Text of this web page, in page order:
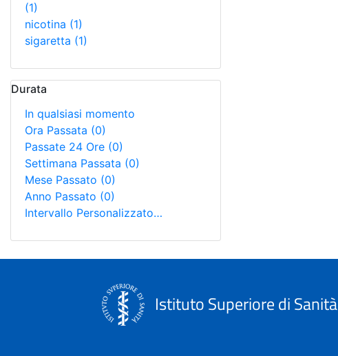
(1)
nicotina (1)
sigaretta (1)
Durata
In qualsiasi momento
Ora Passata (0)
Passate 24 Ore (0)
Settimana Passata (0)
Mese Passato (0)
Anno Passato (0)
Intervallo Personalizzato…
Istituto Superiore di Sanità